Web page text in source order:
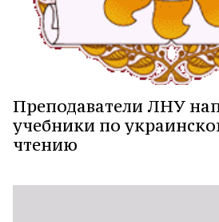
Преподаватели ЛНУ
учебники по
чтению